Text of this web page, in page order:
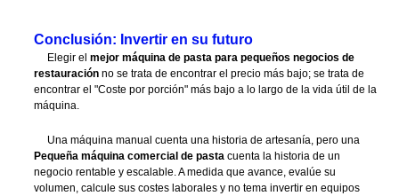
Conclusión: Invertir en su futuro
Elegir el mejor máquina de pasta para pequeños negocios de
restauraciónno se trata de encontrar el precio más bajo; se trata de
encontrar el "Coste por porción" más bajo a lo largo de la vida útil de la
máquina.
Una máquina manual cuenta una historia de artesanía, pero una
Pequeña máquina comercial de pastacuenta la historia de un
negocio rentable y escalable. A medida que avance, evalúe su
volumen, calcule sus costes laborales y no tema invertir en equipos